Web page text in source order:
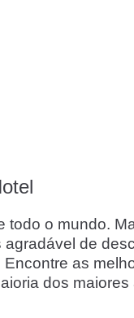
o mundo.
de
as
dos